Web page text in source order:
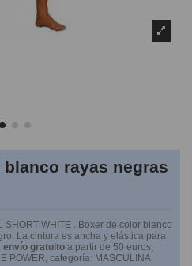
rayas negras
SHORT WHITE . Boxer de color blanco
La cintura es ancha y elástica para
envío gratuito a partir de 50 euros,
POWER, categoría: MASCULINA